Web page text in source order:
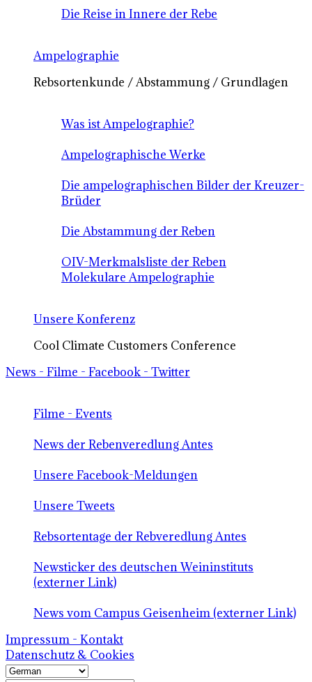
Die Reise in Innere der Rebe
Ampelographie
Rebsortenkunde / Abstammung / Grundlagen
Was ist Ampelographie?
Ampelographische Werke
Die ampelographischen Bilder der Kreuzer-
Brüder
Die Abstammung der Reben
OIV-Merkmalsliste der Reben
Molekulare Ampelographie
Unsere Konferenz
Cool Climate Customers Conference
News - Filme - Facebook - Twitter
Filme - Events
News der Rebenveredlung Antes
Unsere Facebook-Meldungen
Unsere Tweets
Rebsortentage der Rebveredlung Antes
Newsticker des deutschen Weininstituts
(externer Link)
News vom Campus Geisenheim (externer Link)
Impressum - Kontakt
Datenschutz & Cookies